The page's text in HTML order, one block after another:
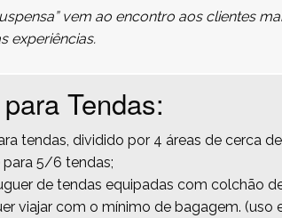
vem ao encontro aos clientes
experiências.
Tendas:
tendas, dividido por 4 áreas de cerca
para 5/6 tendas;
de tendas equipadas com colchão
viajar com o mínimo de bagagem. (uso